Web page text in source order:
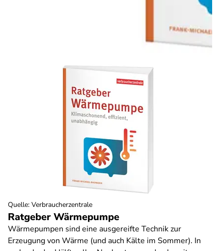
Ratgeber Wärmepumpe
Wärmepumpen sind eine ausgereifte Technik zur
Erzeugung von Wärme (und auch Kälte im Sommer). In
Quelle: Verbraucherzentrale